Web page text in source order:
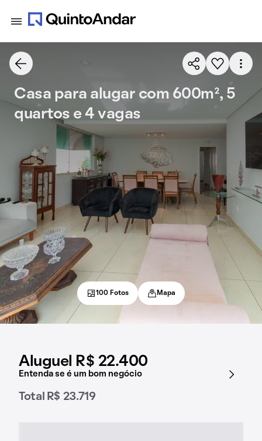
Aluguel R$ 22.400
Entenda se é um bom negócio
Total R$ 23.719
Casa para alugar com 600m², 5
quartos e 4 vagas
100 Fotos Mapa